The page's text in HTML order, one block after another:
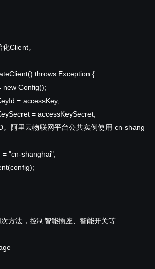
Client。
throws Exception {
new Config();
= accessKey;
= accessKeySecret;
里云物联网平台公共实例使用 cn-shang
"cn-shanghai";
方法，控制智能插座、智能开关等